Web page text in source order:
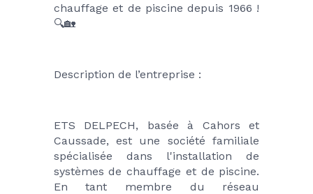
chauffage et de piscine depuis 1966 !
🔍🏡
Description de l’entreprise :
ETS DELPECH, basée à Cahors et
Caussade, est une société familiale
spécialisée dans l'installation de
systèmes de chauffage et de piscine.
En tant membre du réseau